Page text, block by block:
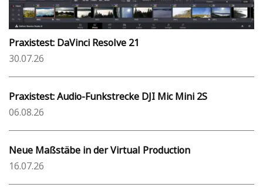
Praxistest: DaVinci Resolve 21
30.07.26
Praxistest: Audio-Funkstrecke DJI Mic Mini 2S
06.08.26
Neue Maßstäbe in der Virtual Production
16.07.26